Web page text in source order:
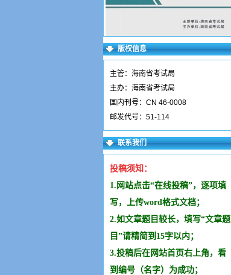
版权信息
主管：海南省考试局
主办：海南省考试局
国内刊号：CN 46-0008
邮发代号：51-114
联系我们
投稿须知：
1.网站点击“在线投稿”，逐项填
写，上传word格式文档；
2.如文章题目较长，填写“文章题
目”请精简到15字以内；
3.投稿后在网站首页右上角，看
到编号（名字）为成功；